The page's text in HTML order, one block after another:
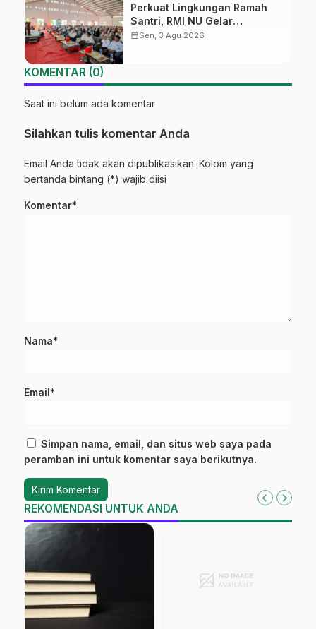
Perkuat Lingkungan Ramah
Santri, RMI NU Gelar
‘Sambang Pesantren’ di Pati
calendar_monthSen, 3 Agu 2026
KOMENTAR (0)
Saat ini belum ada komentar
Silahkan tulis komentar Anda
Email Anda tidak akan dipublikasikan. Kolom yang
bertanda bintang (*) wajib diisi
Komentar*
Nama*
Email*
Simpan nama, email, dan situs web saya pada
peramban ini untuk komentar saya berikutnya.
REKOMENDASI UNTUK ANDA